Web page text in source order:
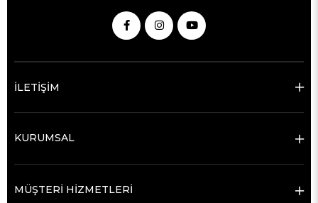
İLETİŞİM
KURUMSAL
MÜŞTERİ HİZMETLERİ